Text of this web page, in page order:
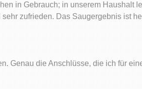
in Gebrauch; in unserem Haushalt
zufrieden. Das Saugergebnis ist
Genau die Anschlüsse, die ich für